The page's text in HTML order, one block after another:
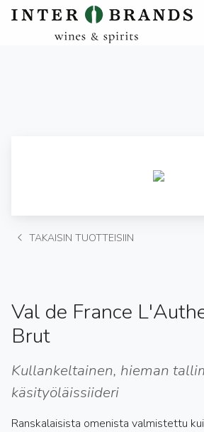
TAKAISIN TUOTTEISIIN
Val de France
Brut
Kullankeltainen, hieman
käsityöläissiideri
Ranskalaisista omenista valmistettu